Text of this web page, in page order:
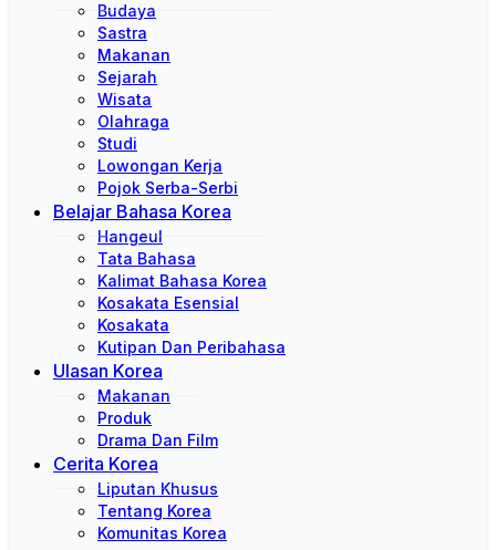
Budaya
Sastra
Makanan
Sejarah
Wisata
Olahraga
Studi
Lowongan Kerja
Pojok Serba-Serbi
Belajar Bahasa Korea
Hangeul
Tata Bahasa
Kalimat Bahasa Korea
Kosakata Esensial
Kosakata
Kutipan Dan Peribahasa
Ulasan Korea
Makanan
Produk
Drama Dan Film
Cerita Korea
Liputan Khusus
Tentang Korea
Komunitas Korea